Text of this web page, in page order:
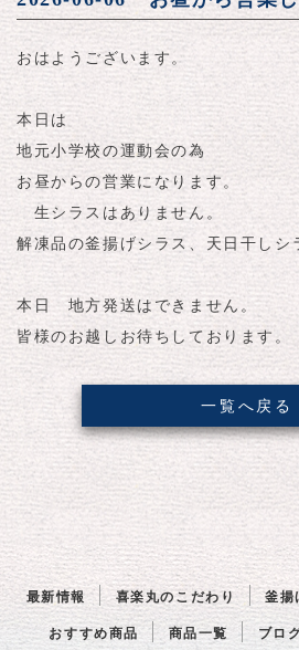
おはようございます。
本日は
地元小学校の運動会の為
お昼からの営業になります。
生シラスはありません。
解凍品の釜揚げシラス、天日干しシ
本日 地方発送はできません。
皆様のお越しお待ちしております。
一覧へ戻る
最新情報 喜楽丸のこだわり 釜揚
おすすめ商品 商品一覧 ブロ